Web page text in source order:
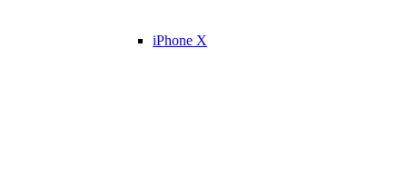
iPhone X